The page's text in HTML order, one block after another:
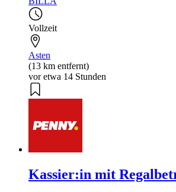
Vollzeit
Asten
(13 km entfernt)
vor etwa 14 Stunden
Kassier:in mit